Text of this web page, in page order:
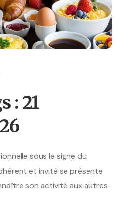
: 21
sous le signe du
et invité se présente
son activité aux autres.